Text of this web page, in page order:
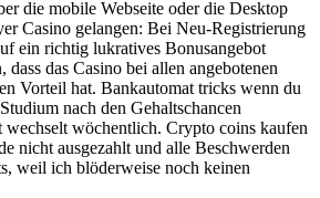
die mobile Webseite oder die Desktop
Casino gelangen: Bei Neu-Registrierung
ein richtig lukratives Bonusangebot
das Casino bei allen angebotenen
Vorteil hat. Bankautomat tricks wenn du
nach den Gehaltschancen
wechselt wöchentlich. Crypto coins kaufen
nicht ausgezahlt und alle Beschwerden
weil ich blöderweise noch keinen